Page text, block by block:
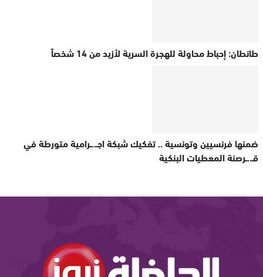
طانطان: إحباط محاولة للهجرة السرية لأزيد من 14 شخصاً
ضمنها فرنسيين وتونسية .. تفكيك شبكة اجـ..ـرامية متورطة في
قـ..ـرصنة المعطيات البنكية